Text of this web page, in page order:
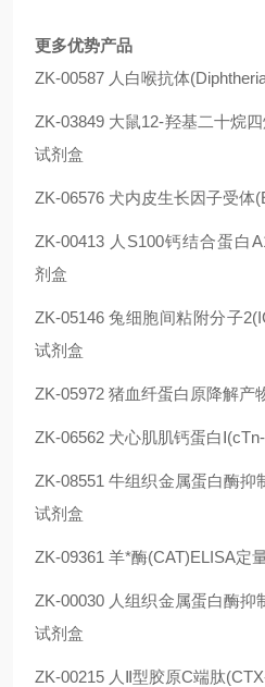
更多优势产品
ZK-00587 人白喉抗体
ZK-03849 大鼠12-羟基二十烷
试剂盒
ZK-06576 犬内皮生长因子受体
ZK-00413 人S100钙结合蛋白
剂盒
ZK-05146 兔细胞间粘附分子
试剂盒
ZK-05972 猪血纤蛋白原降解产
ZK-06562 犬心肌肌钙蛋白
ZK-08551 牛组织金属蛋白酶抑
试剂盒
ZK-09361 羊*酶(CAT)ELISA定
ZK-00030 人组织金属蛋白酶抑
试剂盒
ZK-00215 人Ⅱ型胶原C端肽